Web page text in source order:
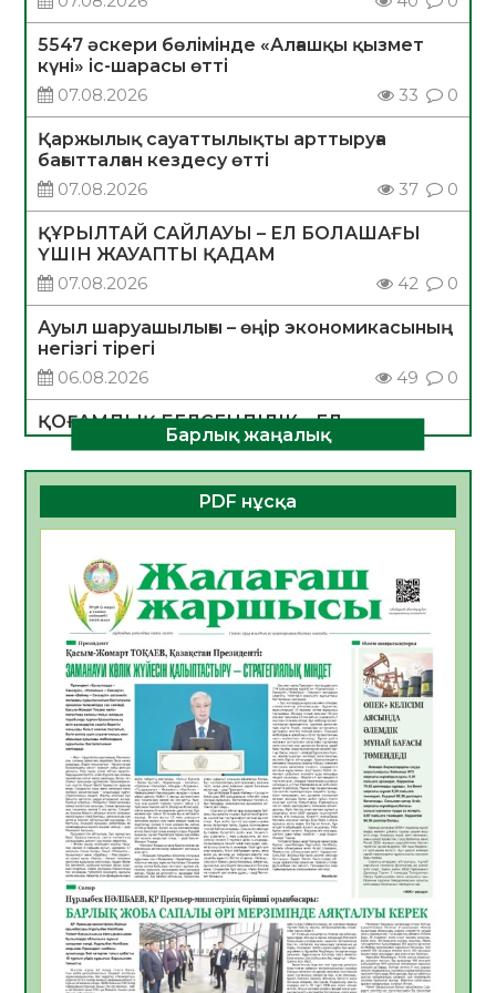
5547 әскери бөлімінде «Алғашқы қызмет
күні» іс-шарасы өтті
07.08.2026
33 0
Қаржылық сауаттылықты арттыруға
бағытталған кездесу өтті
07.08.2026
37 0
ҚҰРЫЛТАЙ САЙЛАУЫ – ЕЛ БОЛАШАҒЫ
ҮШІН ЖАУАПТЫ ҚАДАМ
07.08.2026
42 0
Ауыл шаруашылығы – өңір экономикасының
негізгі тірегі
06.08.2026
49 0
ҚОҒАМДЫҚ БЕЛСЕНДІЛІК – ЕЛ
ДАМУЫНЫҢ НЕГІЗІ
06.08.2026
47 0
ҚҰРЫЛТАЙ САЙЛАУЫ – БОЛАШАҚҚА
06.08.2026
Инфекциялық ауруларға қарсы иммундау
жұмыстарының тиімділігі
06.08.2026
51
Көкжөтел ауруы туралы
06.08.2026
49
АПВ вакцинасы туралы мәлімет
06.08.2026
47
Open Air: Қызылорда облысы полиция
департаменті 20 мыңнан астам
көрерменнің қауіпсіздігін қамтамасыз етті
06.08.2026
60
ҚЫЗЫЛОРДАДА «САНАЛЫ ҰРПАҚ –
ЖАРҚЫН БОЛАШАҚ» АТТЫ КЕҢЕЙТІЛГЕН
Барлық жаңалық
PDF нұсқа